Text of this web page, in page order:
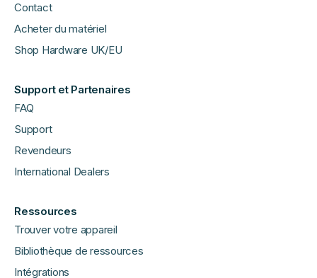
Contact
Acheter du matériel
Shop Hardware UK/EU
Support et Partenaires
FAQ
Support
Revendeurs
International Dealers
Ressources
Trouver votre appareil
Bibliothèque de ressources
Intégrations